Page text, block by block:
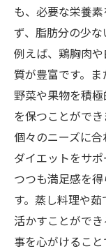
も、必要な栄養
ず、脂肪分の少な
例えば、鶏胸肉
質が豊富です。
野菜や果物を積
を保つことがで
個々のニーズに
ダイエットをサ
つつも満足感を
す。蒸し料理や
活かすことがで
事を心がけるこ